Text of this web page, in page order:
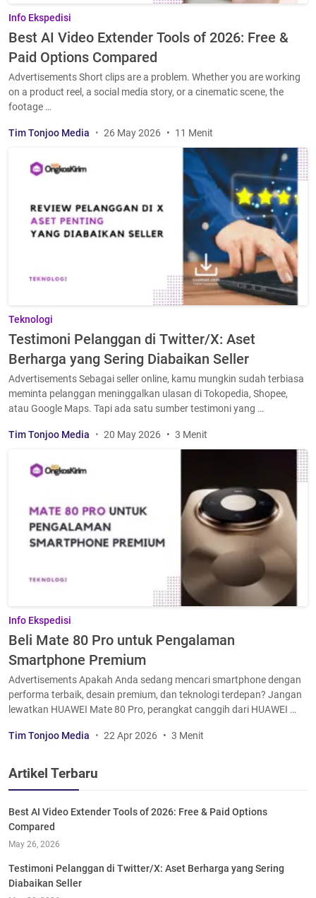
Info Ekspedisi
Best AI Video Extender Tools of 2026: Free &
Paid Options Compared
Advertisements Short clips are a problem. Whether you are working
on a product reel, a social media story, or a cinematic scene, the
footage …
Tim Tonjoo Media 26 May 2026 11 Menit
Teknologi
Testimoni Pelanggan di Twitter/X: Aset
Berharga yang Sering Diabaikan Seller
Advertisements Sebagai seller online, kamu mungkin sudah terbiasa
meminta pelanggan meninggalkan ulasan di Tokopedia, Shopee,
atau Google Maps. Tapi ada satu sumber testimoni yang …
Tim Tonjoo Media 20 May 2026 3 Menit
Info Ekspedisi
Beli Mate 80 Pro untuk Pengalaman
Smartphone Premium
Advertisements Apakah Anda sedang mencari smartphone dengan
performa terbaik, desain premium, dan teknologi terdepan? Jangan
lewatkan HUAWEI Mate 80 Pro, perangkat canggih dari HUAWEI …
Tim Tonjoo Media 22 Apr 2026 3 Menit
Artikel Terbaru
Best AI Video Extender Tools of 2026: Free & Paid Options
Compared
May 26, 2026
Testimoni Pelanggan di Twitter/X: Aset Berharga yang Sering
Diabaikan Seller